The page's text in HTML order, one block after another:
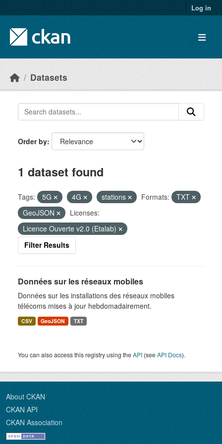
Log in
Datasets
Order by
1 dataset found
Tags: 5G 4G stations Formats:
TXT
GeoJSON
Licenses:
Licence Ouverte v2.0 (Etalab)
Filter Results
Données sur les réseaux mobiles
Données sur les installations des réseaux mobiles
télécoms mises à jour hebdomadairement.
CSV GeoJSON TXT
You can also access this registry using theAPI (seeAPI Docs).
About CKAN
CKAN API
CKAN Association